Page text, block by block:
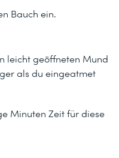
Bauch ein.
leicht geöffneten Mund
als du eingeatmet
Minuten Zeit für diese